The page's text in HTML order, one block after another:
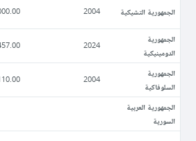
الجمهورية التشيكية 2004
الجمهورية
الدومينيكية
2024
الجمهورية
السلوفاكية
2004
الجمهورية العربية
السورية